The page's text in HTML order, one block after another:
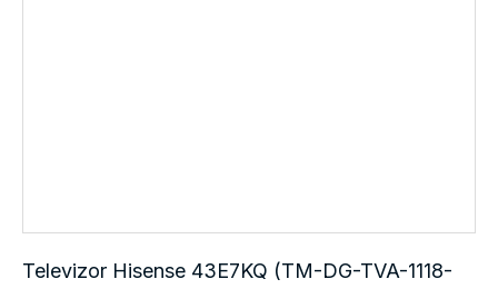
Televizor Hisense 43E7KQ (TM-DG-TVA-1118-